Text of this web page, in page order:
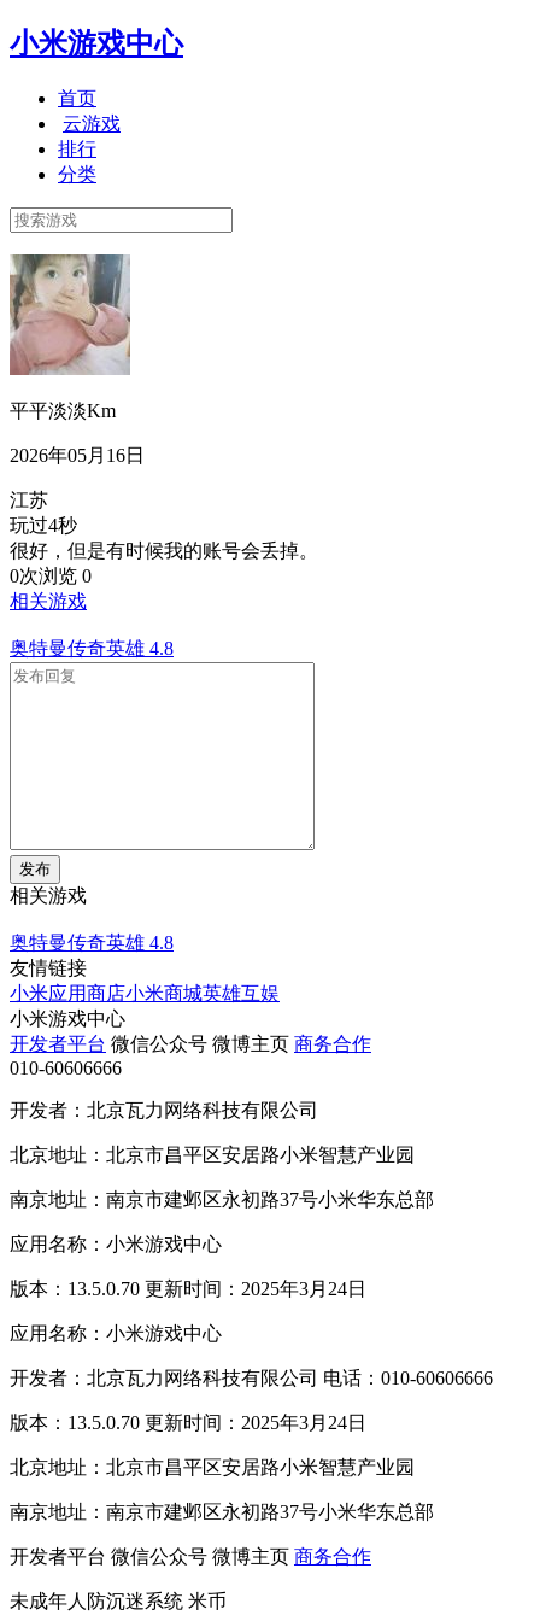
小米游戏中心
首页
云游戏
排行
分类
平平淡淡Km
2026年05月16日
江苏
玩过4秒
很好，但是有时候我的账号会丢掉。
0次浏览 0
相关游戏
奥特曼传奇英雄 4.8
发布
相关游戏
奥特曼传奇英雄 4.8
友情链接
小米应用商店小米商城英雄互娱
小米游戏中心
开发者平台 微信公众号 微博主页 商务合作
010-60606666
开发者：北京瓦力网络科技有限公司
北京地址：北京市昌平区安居路小米智慧产业园
南京地址：南京市建邺区永初路37号小米华东总部
应用名称：小米游戏中心
版本：13.5.0.70 更新时间：2025年3月24日
应用名称：小米游戏中心
开发者：北京瓦力网络科技有限公司 电话：010-60606666
版本：13.5.0.70 更新时间：2025年3月24日
北京地址：北京市昌平区安居路小米智慧产业园
南京地址：南京市建邺区永初路37号小米华东总部
开发者平台 微信公众号 微博主页 商务合作
未成年人防沉迷系统 米币